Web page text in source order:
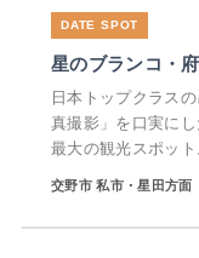
星のブランコ・
日本トップクラス
真撮影」を口実に
最大の観光スポット
交野市 私市・星田方面